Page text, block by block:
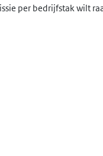
per bedrijfstak wilt